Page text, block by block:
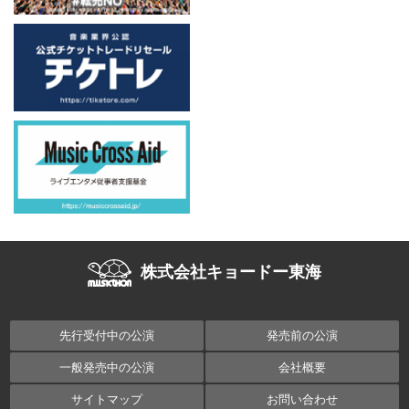
株式会社キョードー東海
先行受付中の公演 発売前の公演
一般発売中の公演 会社概要
サイトマップ お問い合わせ